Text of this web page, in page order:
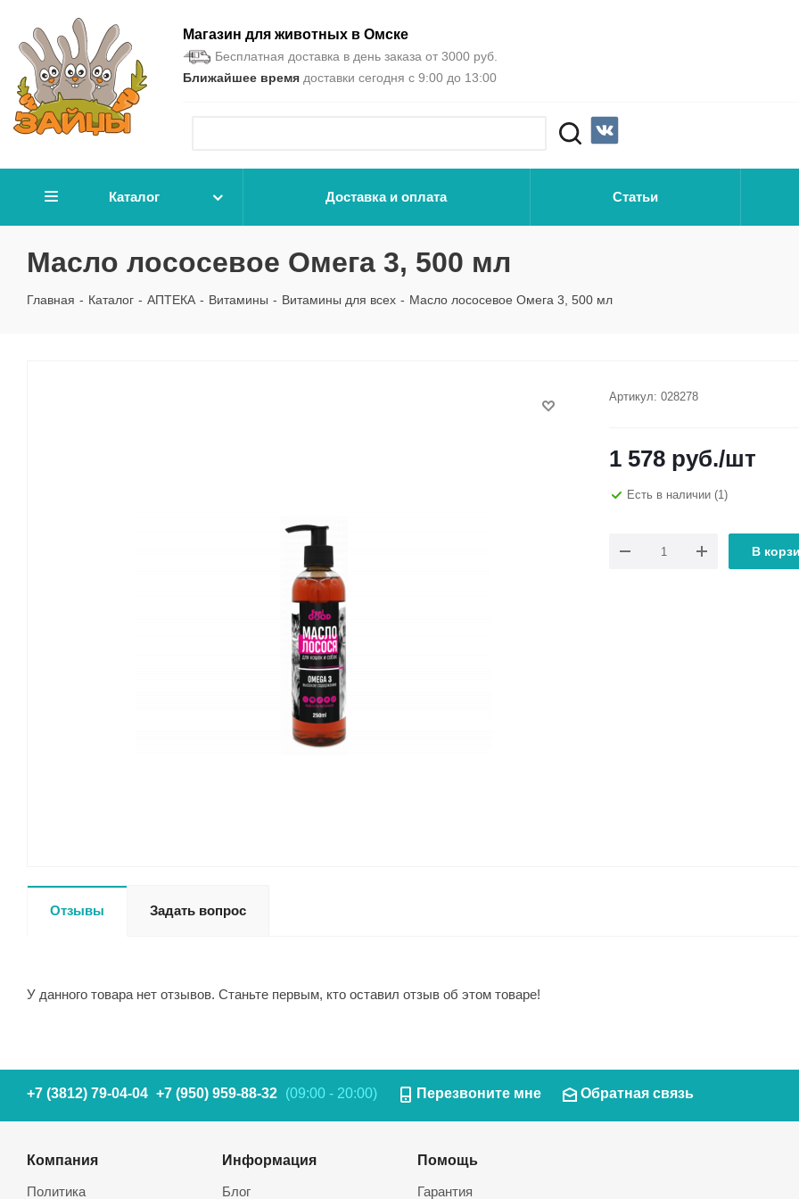
Магазин для животных в Омске
Бесплатная доставка в день заказа от 3000 руб.
Ближайшее время доставки сегодня с 9:00 до 13:00
Каталог Доставка и оплата Статьи
Масло лососевое Омега 3, 500 мл
Главная - Каталог - АПТЕКА - Витамины - Витамины для всех - Масло лососевое Омега 3, 500 мл
Артикул: 028278
1 578 руб./шт
Есть в наличии (1)
В
Отзывы Задать вопрос
У данного товара нет отзывов. Станьте первым, кто оставил отзыв об этом товаре!
+7 (3812) 79-04-04 +7 (950) 959-88-32 (09:00 - 20:00) Перезвоните мне Обратная связь
Компания
Политика
Информация
Блог
Помощь
Гарантия